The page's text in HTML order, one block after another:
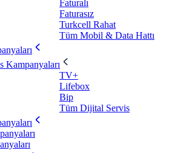
Faturalı
Faturasız
Turkcell Rahat
Tüm Mobil & Data Hattı
Kampanyaları
TV+
Lifebox
Bip
Tüm Dijital Servis